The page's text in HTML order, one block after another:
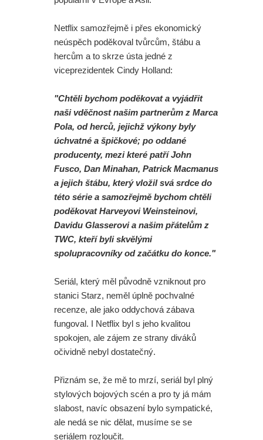
Netflix samozřejmě i přes ekonomický
neúspěch poděkoval tvůrcům, štábu a
hercům a to skrze ústa jedné z
viceprezidentek Cindy Holland:
"Chtěli bychom poděkovat a vyjádřit
naši vděčnost našim partnerům z Marca
Pola, od herců, jejichž výkony byly
úchvatné a špičkové; po oddané
producenty, mezi které patří John
Fusco, Dan Minahan, Patrick Macmanus
a jejich štábu, který vložil svá srdce do
této série a samozřejmě bychom chtěli
poděkovat Harveyovi Weinsteinovi,
Davidu Glasserovi a našim přátelům z
TWC, kteří byli skvělými
spolupracovníky od začátku do konce."
Seriál, který měl původně vzniknout pro
stanici Starz, neměl úplně pochvalné
recenze, ale jako oddychová zábava
fungoval. I Netflix byl s jeho kvalitou
spokojen, ale zájem ze strany diváků
očividně nebyl dostatečný.
Přiznám se, že mě to mrzí, seriál byl plný
stylových bojových scén a pro ty já mám
slabost, navíc obsazení bylo sympatické,
ale nedá se nic dělat, musíme se se
seriálem rozloučit.